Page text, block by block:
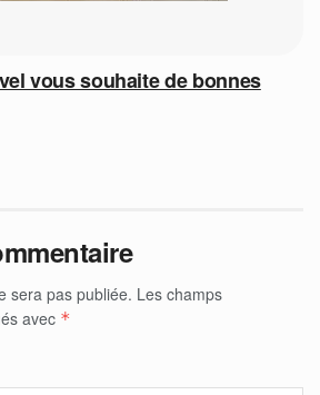
vous souhaite de bonnes
sera pas publiée. Les champs
avec *